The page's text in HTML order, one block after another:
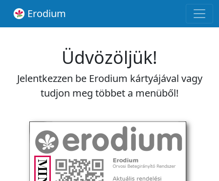
Erodium
Üdvözöljük!
Jelentkezzen be Erodium kártyájával vagy
tudjon meg többet a menüből!